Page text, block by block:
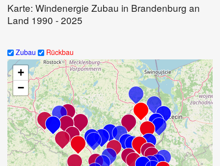
Karte: Windenergie Zubau in Brandenburg an
Land 1990 - 2025
Zubau Rückbau
+
−